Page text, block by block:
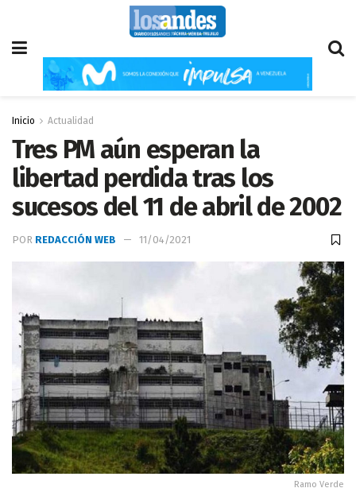
Inicio Actualidad
Tres PM aún esperan la
libertad perdida tras los
sucesos del 11 de abril de 2002
POR REDACCIÓN WEB 11/04/2021
Ramo Verde